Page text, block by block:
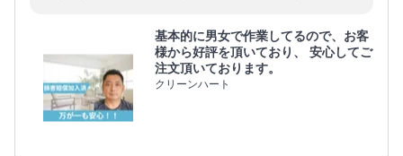
基本的に男女で作業してるので、お客
様から好評を頂いており、 安心してご
注文頂いております。
クリーンハート